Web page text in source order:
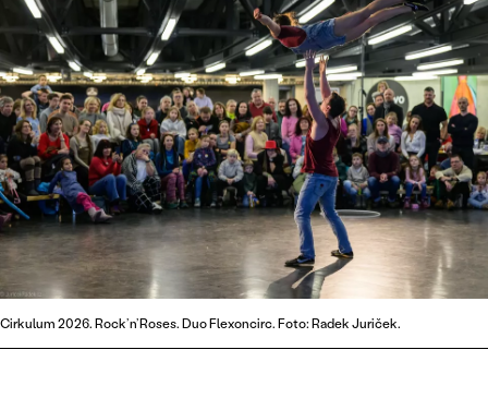
Cirkulum 2026. Rock’n’Roses. Duo Flexoncirc. Foto: Radek Juriček.